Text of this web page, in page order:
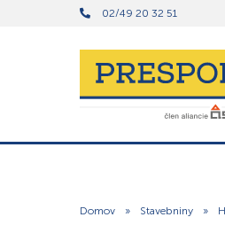
02/49 20 32 51
Domov » Stavebniny »